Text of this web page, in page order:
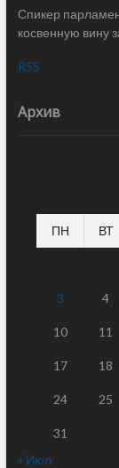
Спикер
косвенную вину
RSS
Архив
ПН ВТ
3 4
10 11
17 18
24 25
31
« Июл